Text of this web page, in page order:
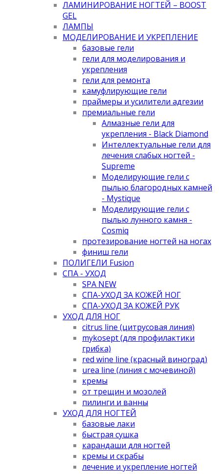
ЛАМИНИРОВАНИЕ НОГТЕЙ – BOOST
GEL
ЛАМПЫ
МОДЕЛИРОВАНИЕ И УКРЕПЛЕНИЕ
базовые гели
гели для моделирования и
укрепления
гели для ремонта
камуфлирующие гели
праймеры и усилители адгезии
премиальные гели
Алмазные гели для
укрепления - Black Diamond
Интеллектуальные гели для
лечения слабых ногтей -
Supreme
Моделирующие гели с
пылью благородных камней
- Mystique
Моделирующие гели с
пылью лунного камня -
Cosmiq
протезирование ногтей на ногах
финиш гели
ПОЛИГЕЛИ Fusion
СПА - УХОД
SPA NEW
СПА-УХОД ЗА КОЖЕЙ НОГ
СПА-УХОД ЗА КОЖЕЙ РУК
УХОД ДЛЯ НОГ
citrus line (цитрусовая линия)
mykosept (для профилактики
грибка)
red wine line (красный виноград)
urea line (линия с мочевиной)
кремы
от трещин и мозолей
пилинги и ванны
УХОД ДЛЯ НОГТЕЙ
базовые лаки
быстрая сушка
карандаши для ногтей
кремы и скрабы
лечение и укрепление ногтей